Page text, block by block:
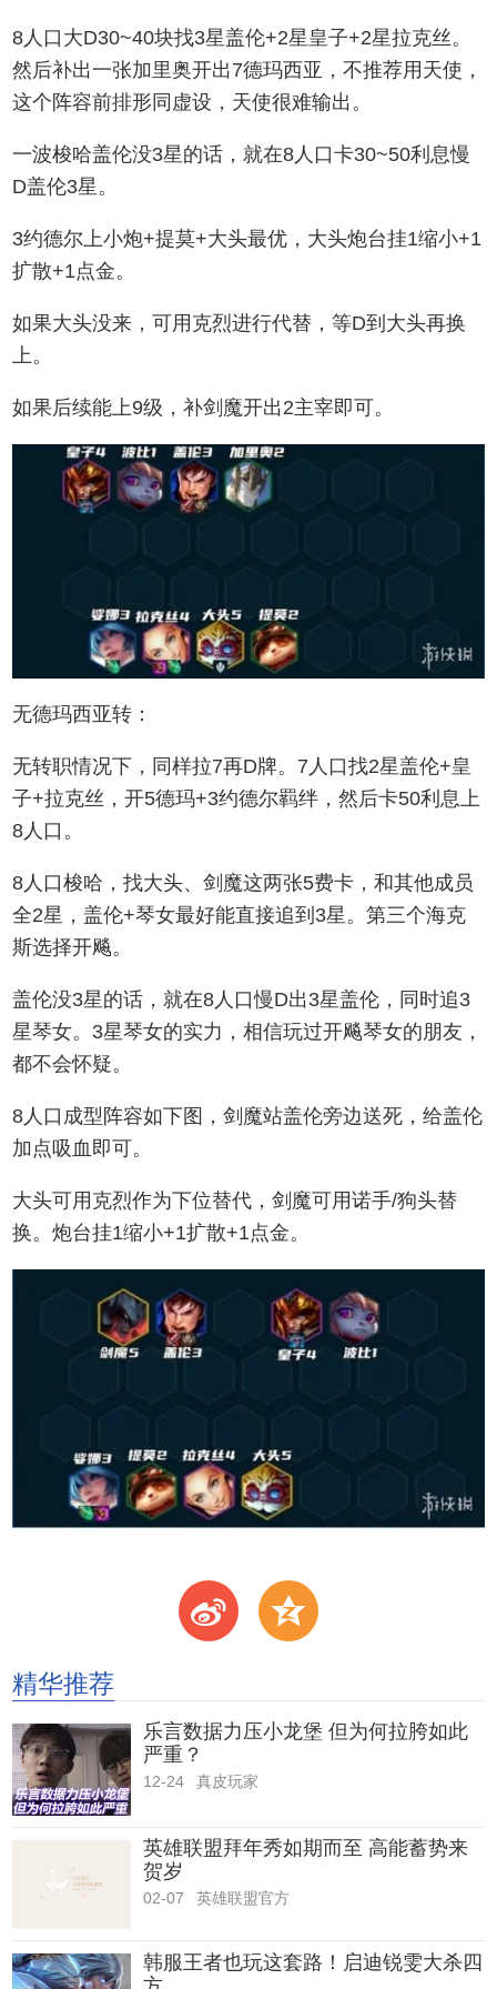
8人口大D30~40块找3星盖伦+2星皇子+2星拉克丝。
然后补出一张加里奥开出7德玛西亚，不推荐用天使，
这个阵容前排形同虚设，天使很难输出。
一波梭哈盖伦没3星的话，就在8人口卡30~50利息慢
D盖伦3星。
3约德尔上小炮+提莫+大头最优，大头炮台挂1缩小+1
扩散+1点金。
如果大头没来，可用克烈进行代替，等D到大头再换
上。
如果后续能上9级，补剑魔开出2主宰即可。
无德玛西亚转：
无转职情况下，同样拉7再D牌。7人口找2星盖伦+皇
子+拉克丝，开5德玛+3约德尔羁绊，然后卡50利息上
8人口。
8人口梭哈，找大头、剑魔这两张5费卡，和其他成员
全2星，盖伦+琴女最好能直接追到3星。第三个海克
斯选择开飚。
盖伦没3星的话，就在8人口慢D出3星盖伦，同时追3
星琴女。3星琴女的实力，相信玩过开飚琴女的朋友，
都不会怀疑。
8人口成型阵容如下图，剑魔站盖伦旁边送死，给盖伦
加点吸血即可。
大头可用克烈作为下位替代，剑魔可用诺手/狗头替
换。炮台挂1缩小+1扩散+1点金。
t z
精华推荐
乐言数据力压小龙堡 但为何拉胯如此
严重？
12-24 真皮玩家
英雄联盟拜年秀如期而至 高能蓄势来
贺岁
02-07 英雄联盟官方
韩服王者也玩这套路！启迪锐雯大杀四